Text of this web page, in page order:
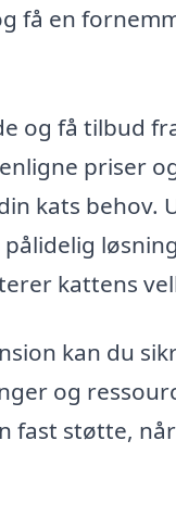
få en
og få tilbud
priser
kats behov.
kattens
kan du
og
fast støtte,